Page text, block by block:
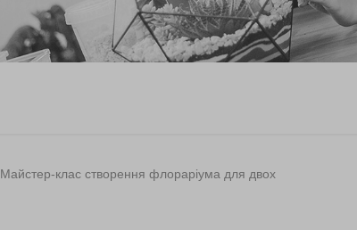
Майстер-клас створення флораріума для двох